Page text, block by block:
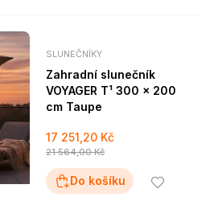
SLUNEČNÍKY
Zahradní slunečník
VOYAGER T¹ 300 x 200
cm Taupe
17 251,20 Kč
21 564,00 Kč
Do košíku